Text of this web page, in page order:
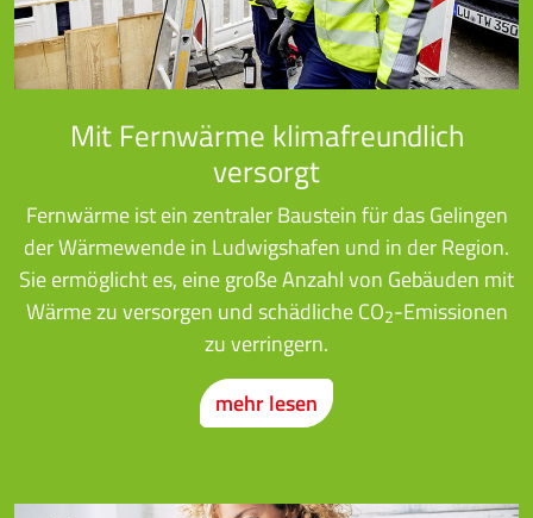
Mit Fernwärme klimafreundlich
versorgt
Fernwärme ist ein zentraler Baustein für das Gelingen
der Wärmewende in Ludwigshafen und in der Region.
Sie ermöglicht es, eine große Anzahl von Gebäuden mit
Wärme zu versorgen und schädliche CO2-Emissionen
zu verringern.
mehr lesen